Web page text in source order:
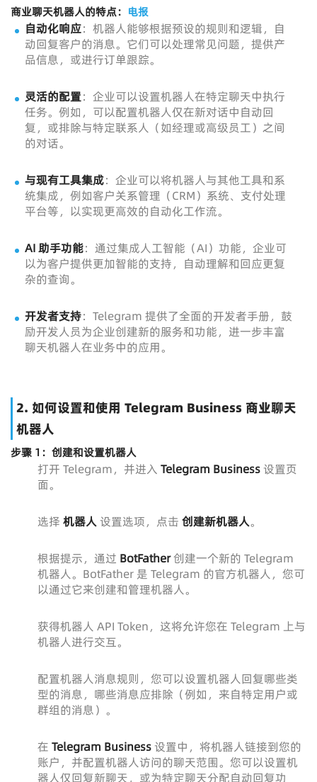
商业聊天机器人的特点： 电报
自动化响应：机器人能够根据预设的规则和逻辑，自
动回复客户的消息。它们可以处理常见问题，提供产
品信息，或进行订单跟踪。
灵活的配置：企业可以设置机器人在特定聊天中执行
任务。例如，可以配置机器人仅在新对话中自动回
复，或排除与特定联系人（如经理或高级员工）之间
的对话。
与现有工具集成：企业可以将机器人与其他工具和系
统集成，例如客户关系管理（CRM）系统、支付处理
平台等，以实现更高效的自动化工作流。
AI 助手功能：通过集成人工智能（AI）功能，企业可
以为客户提供更加智能的支持，自动理解和回应更复
杂的查询。
开发者支持：Telegram 提供了全面的开发者手册，鼓
励开发人员为企业创建新的服务和功能，进一步丰富
聊天机器人在业务中的应用。
2. 如何设置和使用 Telegram Business 商业聊天
机器人
步骤 1：创建和设置机器人
打开 Telegram，并进入 Telegram Business设置页
面。
选择 机器人 设置选项，点击 创建新机器人。
根据提示，通过 BotFather创建一个新的 Telegram
机器人。BotFather 是 Telegram 的官方机器人，您可
以通过它来创建和管理机器人。
获得机器人 API Token，这将允许您在 Telegram 上与
机器人进行交互。
配置机器人消息规则，您可以设置机器人回复哪些类
型的消息，哪些消息应排除（例如，来自特定用户或
群组的消息）。
在 Telegram Business设置中，将机器人链接到您的
账户，并配置机器人访问的聊天范围。您可以设置机
器人仅回复新聊天，或为特定聊天分配自动回复功